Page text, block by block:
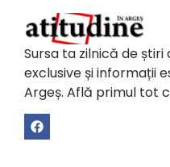
Sursa ta zilnică de
exclusive și informații
Argeș. Află primul tot